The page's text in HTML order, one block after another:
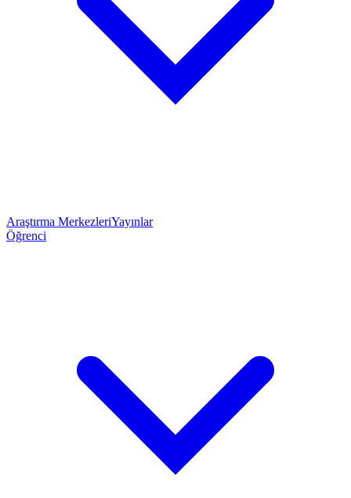
Araştırma MerkezleriYayınlar
Öğrenci